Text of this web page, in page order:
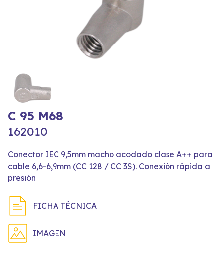
C 95 M68
162010
Conector IEC 9,5mm macho acodado clase A++ para
cable 6,6-6,9mm (CC 128 / CC 3S). Conexión rápida a
presión
FICHA TÉCNICA
IMAGEN